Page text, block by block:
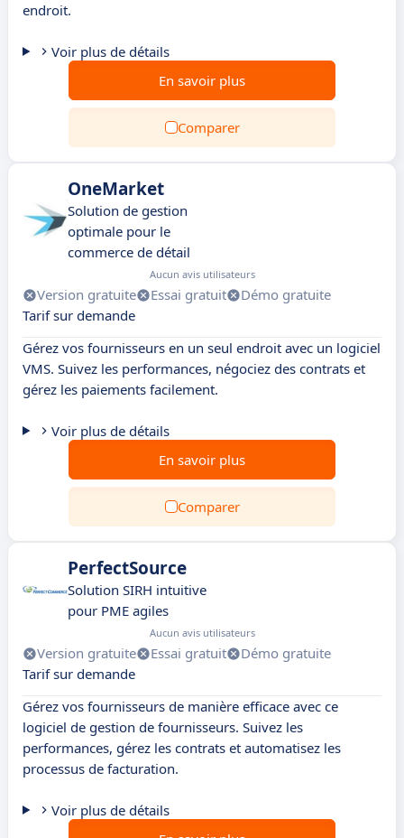
endroit.
Voir plus de détails
En savoir plus
Comparer
OneMarket
Solution de gestion
optimale pour le
commerce de détail
Aucun avis utilisateurs
Version gratuite Essai gratuit
Démo gratuite
Tarif sur demande
Gérez vos fournisseurs en un seul endroit avec un logiciel
VMS. Suivez les performances, négociez des contrats et
gérez les paiements facilement.
Voir plus de détails
En savoir plus
Comparer
PerfectSource
Solution SIRH intuitive
pour PME agiles
Aucun avis utilisateurs
Version gratuite Essai gratuit
Démo gratuite
Tarif sur demande
Gérez vos fournisseurs de manière efficace avec ce
logiciel de gestion de fournisseurs. Suivez les
performances, gérez les contrats et automatisez les
processus de facturation.
Voir plus de détails